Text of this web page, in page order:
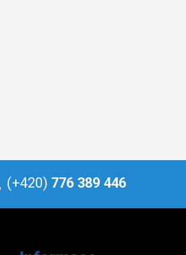
(+420) 776 389 446